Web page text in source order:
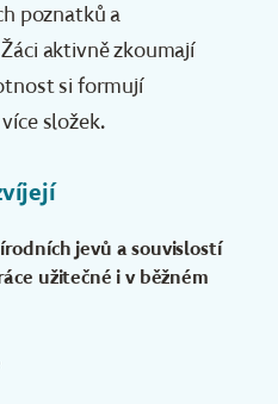
poznatků a
aktivně zkoumají
si formují
složek.
jevů a souvislostí
užitečné i v běžném